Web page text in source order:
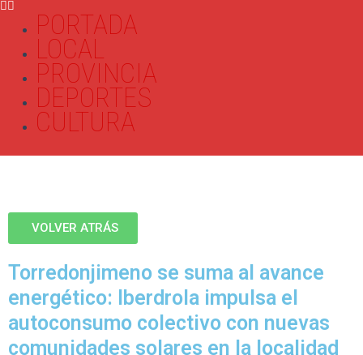
PORTADA
LOCAL
PROVINCIA
DEPORTES
CULTURA
VOLVER ATRÁS
Torredonjimeno se suma al avance
energético: Iberdrola impulsa el
autoconsumo colectivo con nuevas
comunidades solares en la localidad